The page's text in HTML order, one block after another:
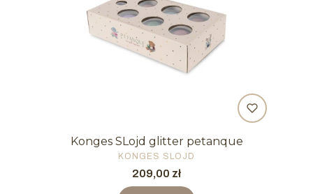
Konges SLojd glitter petanque
PRODUCENT
KONGES SLOJD
Cena
209,00 zł